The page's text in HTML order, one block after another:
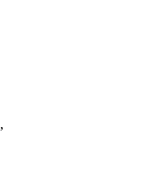
,